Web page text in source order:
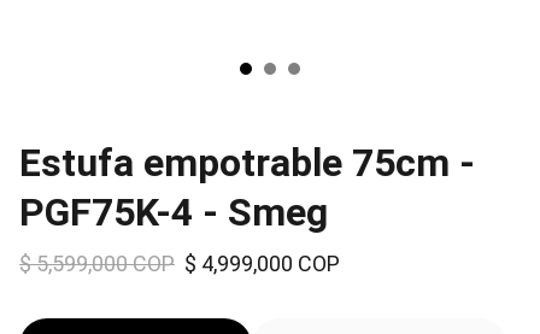
Estufa empotrable 75cm -
PGF75K-4 - Smeg
$ 5,599,000 COP $ 4,999,000 COP